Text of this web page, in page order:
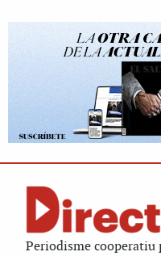
Periodisme cooperatiu